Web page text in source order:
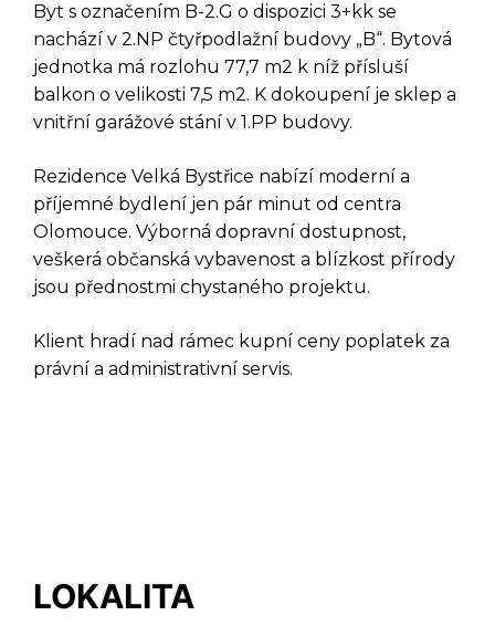
Byt s označením B-2.G o dispozici 3+kk se
nachází v 2.NP čtyřpodlažní budovy „B“. Bytová
jednotka má rozlohu 77,7 m2 k níž přísluší
balkon o velikosti 7,5 m2. K dokoupení je sklep a
vnitřní garážové stání v 1.PP budovy.
Rezidence Velká Bystřice nabízí moderní a
příjemné bydlení jen pár minut od centra
Olomouce. Výborná dopravní dostupnost,
veškerá občanská vybavenost a blízkost přírody
jsou přednostmi chystaného projektu.
Klient hradí nad rámec kupní ceny poplatek za
právní a administrativní servis.
LOKALITA
DOTAZ K TÉTO
NEMOVITOSTI